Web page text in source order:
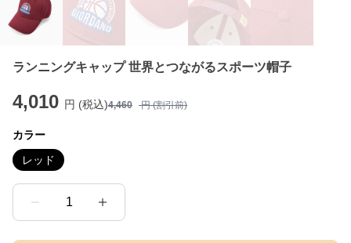
ランニングキャップ 世界とつながるスポーツ帽子
4,010 円 (税込)4,460 円 (割引前)
カラー
レッド
1